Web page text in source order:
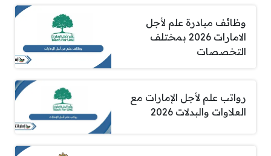
وظائف مبادرة علم لأجل
الامارات 2026 بمختلف
التخصصات
رواتب علم لأجل الإمارات مع
العلاوات والبدلات 2026